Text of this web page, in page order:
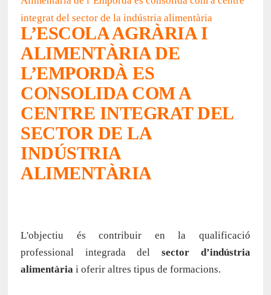
L’ESCOLA AGRÀRIA I
ALIMENTÀRIA DE
L’EMPORDÀ ES
CONSOLIDA COM A
CENTRE INTEGRAT DEL
SECTOR DE LA
INDÚSTRIA
ALIMENTÀRIA
L'objectiu és contribuir en la qualificació
professional integrada del sector d’indústria
alimentària i oferir altres tipus de formacions.